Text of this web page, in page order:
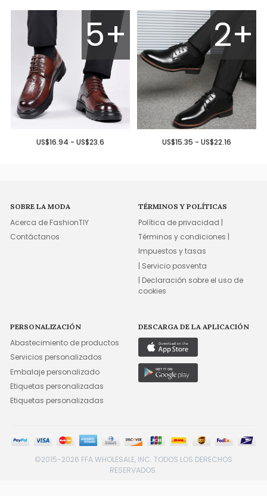
5+
US$16.94 - US$23.6
2+
US$15.35 - US$22.16
SOBRE LA MODA
Acerca de FashionTIY
Contáctanos
TÉRMINOS Y POLÍTICAS
Política de privacidad |
Términos y condiciones |
Impuestos y tasas
| Servicio posventa
| Declaración sobre el uso de
cookies
PERSONALIZACIÓN
Abastecimiento de productos
Servicios personalizados
Embalaje personalizado
Etiquetas personalizadas
Etiquetas personalizadas
DESCARGA DE LA APLICACIÓN
©2015-2026 FFA WHOLESALE, INC. TODOS LOS DERECHOS
RESERVADOS.